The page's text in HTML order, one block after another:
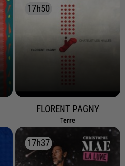
17h50
17h50
FLORENT PAGNY
Terre
17h37
17h37